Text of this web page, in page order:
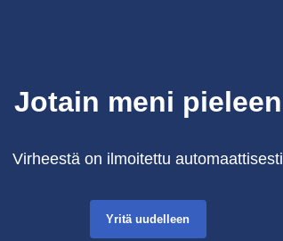
Jotain meni pieleen
Virheestä on ilmoitettu automaattisesti
Yritä uudelleen